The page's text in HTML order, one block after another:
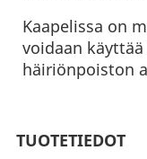
Kaapelissa on
voidaan
häiriönpoiston
TUOTETIEDOT